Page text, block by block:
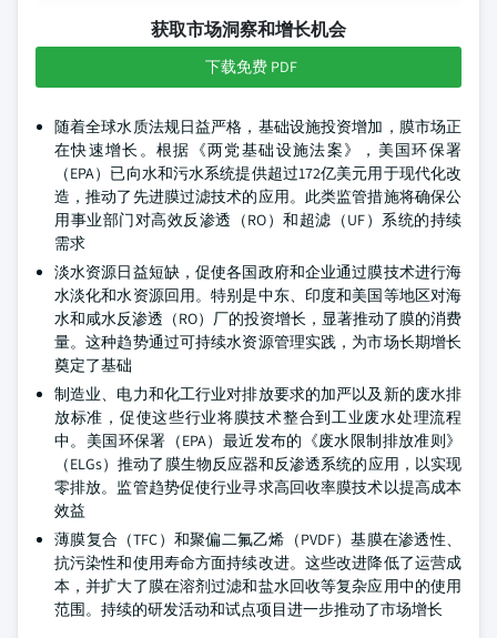
获取市场洞察和增长机会
下载免费 PDF
随着全球水质法规日益严格，基础设施投资增加，膜市场正
在快速增长。根据《两党基础设施法案》，美国环保署
（EPA）已向水和污水系统提供超过172亿美元用于现代化改
造，推动了先进膜过滤技术的应用。此类监管措施将确保公
用事业部门对高效反渗透（RO）和超滤（UF）系统的持续
需求
淡水资源日益短缺，促使各国政府和企业通过膜技术进行海
水淡化和水资源回用。特别是中东、印度和美国等地区对海
水和咸水反渗透（RO）厂的投资增长，显著推动了膜的消费
量。这种趋势通过可持续水资源管理实践，为市场长期增长
奠定了基础
制造业、电力和化工行业对排放要求的加严以及新的废水排
放标准，促使这些行业将膜技术整合到工业废水处理流程
中。美国环保署（EPA）最近发布的《废水限制排放准则》
（ELGs）推动了膜生物反应器和反渗透系统的应用，以实现
零排放。监管趋势促使行业寻求高回收率膜技术以提高成本
效益
薄膜复合（TFC）和聚偏二氟乙烯（PVDF）基膜在渗透性、
抗污染性和使用寿命方面持续改进。这些改进降低了运营成
本，并扩大了膜在溶剂过滤和盐水回收等复杂应用中的使用
范围。持续的研发活动和试点项目进一步推动了市场增长